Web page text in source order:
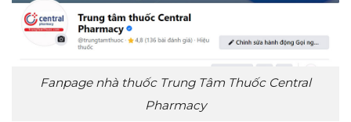
Fanpage nhà thuốc Trung Tâm Thuốc Central
Pharmacy